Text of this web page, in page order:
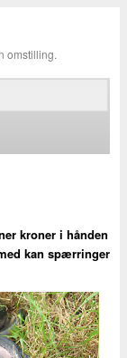
omstilling.
kroner i hånden
kan spærringer